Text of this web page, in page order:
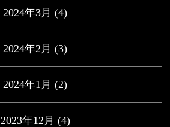
2024年3月 (4)
2024年2月 (3)
2024年1月 (2)
2023年12月 (4)